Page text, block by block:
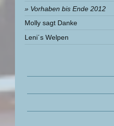
Vorhaben bis Ende 2012
Molly sagt Danke
Leni´s Welpen